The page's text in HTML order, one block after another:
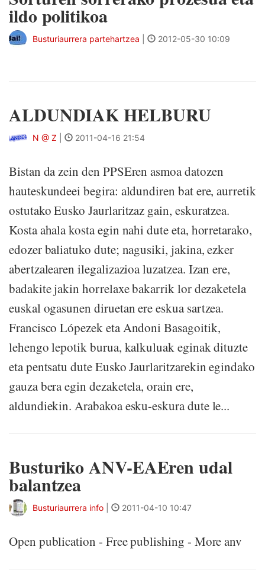
ildo politikoa
Busturiaurrera partehartzea 2012-05-30 10:09
ALDUNDIAK HELBURU
N @ Z 2011-04-16 21:54
Bistan da zein den PPSEren asmoa datozen
hauteskundeei begira: aldundiren bat ere, aurretik
ostutako Eusko Jaurlaritzaz gain, eskuratzea.
Kosta ahala kosta egin nahi dute eta, horretarako,
edozer baliatuko dute; nagusiki, jakina, ezker
abertzalearen ilegalizazioa luzatzea. Izan ere,
badakite jakin horrelaxe bakarrik lor dezaketela
euskal ogasunen diruetan ere eskua sartzea.
Francisco Lópezek eta Andoni Basagoitik,
lehengo lepotik burua, kalkuluak eginak dituzte
eta pentsatu dute Eusko Jaurlaritzarekin egindako
gauza bera egin dezaketela, orain ere,
aldundiekin. Arabakoa esku-eskura dute le...
Busturiko ANV-EAEren udal
balantzea
Busturiaurrera info 2011-04-10 10:47
Open publication - Free publishing - More anv